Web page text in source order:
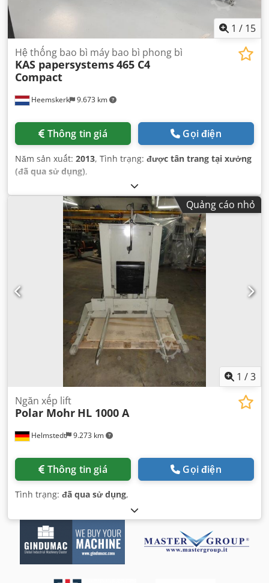
1 / 15
Heemskerk 9.673 km
Hệ thống bao bì máy bao bì phong bì
KAS papersystems465 C4
Compact
Thông tin giá Gọi điện
Năm sản xuất: 2013, Tình trạng: được tân trang tại xưởng
(đã qua sử dụng),
Quảng cáo nhỏ
1 /3
Helmstedt 9.273 km
Ngăn xếp lift
Polar Mohr HL 1000 A
Thông tin giá Gọi điện
Tình trạng: đã qua sử dụng,